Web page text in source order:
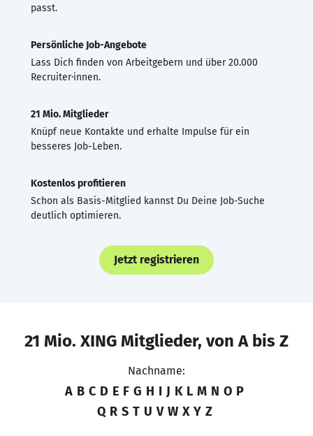
passt.
Persönliche Job-Angebote
Lass Dich finden von Arbeitgebern und über 20.000
Recruiter·innen.
21 Mio. Mitglieder
Knüpf neue Kontakte und erhalte Impulse für ein
besseres Job-Leben.
Kostenlos profitieren
Schon als Basis-Mitglied kannst Du Deine Job-Suche
deutlich optimieren.
Jetzt registrieren
21 Mio. XING Mitglieder, von A bis Z
Nachname:
A B C D E F G H I J K L M N O P
Q R S T U V W X Y Z